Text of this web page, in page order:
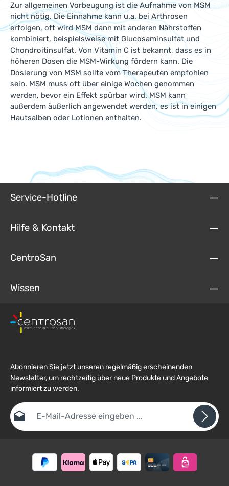
Zur allgemeinen Vorbeugung ist die Aufnahme von MSM
nicht nötig. Die Einnahme kann u.a. bei Arthrosen
erfolgen, oft wird MSM dann mit anderen Nährstoffen
kombiniert, beispielsweise mit Glucosaminsulfat und
Chondroitinsulfat. Von Vitamin C ist bekannt, dass es in
höheren Dosen die MSM-Wirkung fördern kann. Die
Dosierung von MSM sollte vom Therapeuten empfohlen
sein. MSM muss oft über einige Wochen genommen
werden, bevor ein Effekt spürbar wird. MSM kann
außerdem äußerlich angewendet werden, es ist in einigen
Hautsalben oder Lotionen enthalten.
Service-Hotline
Hilfe & Kontakt
CentroSan
Wissen
Abonnieren Sie jetzt unseren regelmäßig erscheinenden
Newsletter, um rechtzeitig über neue Produkte und Angebote
informiert zu werden.
E-Mail-Adresse*
Ich habe die Datenschutzbestimmungen zur Kenntnis
genommen und dieAGBgelesen und bin mit ihnen
Um weiterzugehen, geben Sie die oben abgebildeten Zeichen ein
Pflichtfelder.